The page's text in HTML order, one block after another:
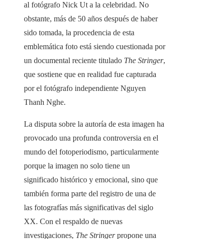
al fotógrafo Nick Ut a la celebridad. No
obstante, más de 50 años después de haber
sido tomada, la procedencia de esta
emblemática foto está siendo cuestionada por
un documental reciente titulado The Stringer,
que sostiene que en realidad fue capturada
por el fotógrafo independiente Nguyen
Thanh Nghe.
La disputa sobre la autoría de esta imagen ha
provocado una profunda controversia en el
mundo del fotoperiodismo, particularmente
porque la imagen no solo tiene un
significado histórico y emocional, sino que
también forma parte del registro de una de
las fotografías más significativas del siglo
XX. Con el respaldo de nuevas
investigaciones, The Stringerpropone una